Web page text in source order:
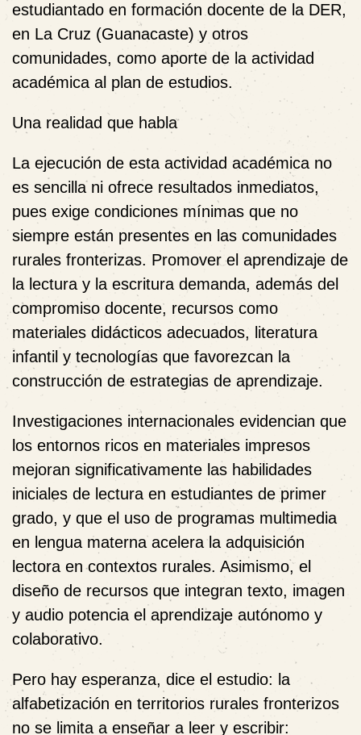
estudiantado en formación docente de la DER,
en La Cruz (Guanacaste) y otros
comunidades, como aporte de la actividad
académica al plan de estudios.
Una realidad que habla
La ejecución de esta actividad académica no
es sencilla ni ofrece resultados inmediatos,
pues exige condiciones mínimas que no
siempre están presentes en las comunidades
rurales fronterizas. Promover el aprendizaje de
la lectura y la escritura demanda, además del
compromiso docente, recursos como
materiales didácticos adecuados, literatura
infantil y tecnologías que favorezcan la
construcción de estrategias de aprendizaje.
Investigaciones internacionales evidencian que
los entornos ricos en materiales impresos
mejoran significativamente las habilidades
iniciales de lectura en estudiantes de primer
grado, y que el uso de programas multimedia
en lengua materna acelera la adquisición
lectora en contextos rurales. Asimismo, el
diseño de recursos que integran texto, imagen
y audio potencia el aprendizaje autónomo y
colaborativo.
Pero hay esperanza, dice el estudio: la
alfabetización en territorios rurales fronterizos
no se limita a enseñar a leer y escribir: